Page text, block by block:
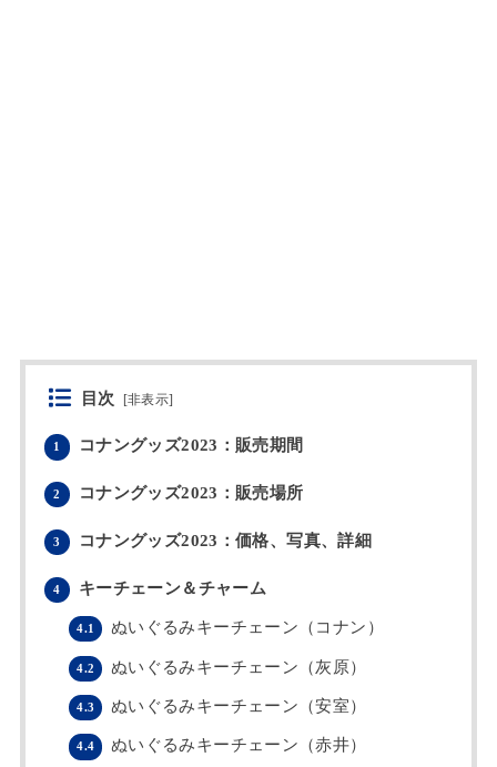
目次 [非表示]
1 コナングッズ2023：販売期間
2 コナングッズ2023：販売場所
3 コナングッズ2023：価格、写真、詳細
4 キーチェーン＆チャーム
4.1 ぬいぐるみキーチェーン（コナン）
4.2 ぬいぐるみキーチェーン（灰原）
4.3 ぬいぐるみキーチェーン（安室）
4.4 ぬいぐるみキーチェーン（赤井）